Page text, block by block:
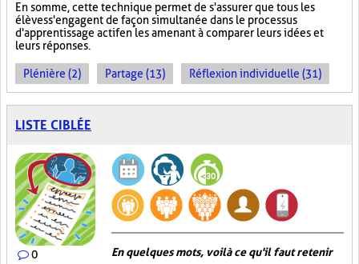
En somme, cette technique permet de s'assurer que tous les
élèves s'engagent de façon simultanée dans le processus
d'apprentissage actif en les amenant à comparer leurs idées et
leurs réponses.
Plénière (2) Partage (13) Réflexion individuelle (31)
LISTE CIBLÉE
0 En quelques mots, voilà ce qu'il faut retenir